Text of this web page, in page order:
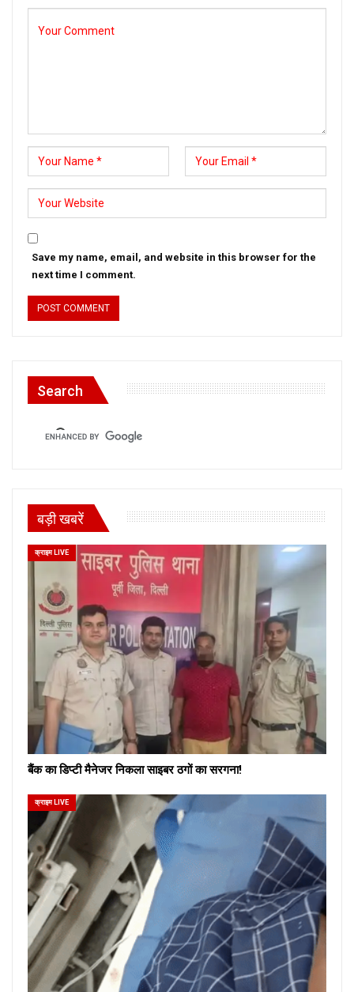
Save my name, email, and website in this browser for the
next time I comment.
Search
बड़ी खबरें
क्राइम LIVE
बैंक का डिप्टी मैनेजर निकला साइबर ठगों का सरगना!
क्राइम LIVE